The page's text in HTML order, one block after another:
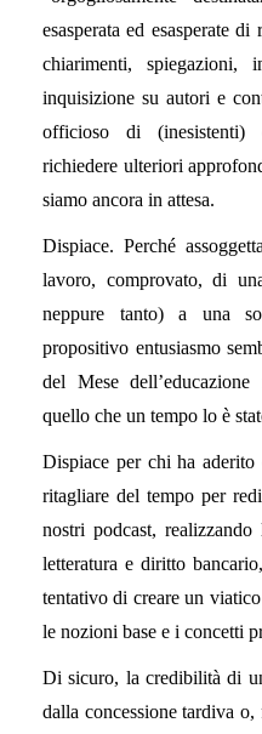
esasperata ed esasperate
chiarimenti, spiegazioni,
inquisizione su autori e
officioso di (inesistenti)
richiedere ulteriori
siamo ancora in attesa.
Dispiace. Perché
lavoro, comprovato, di
neppure tanto) a una
propositivo entusiasmo
del Mese
quello che un tempo lo è
Dispiace per chi ha aderito
ritagliare del tempo per
nostri podcast,
letteratura e diritto
tentativo di creare un
le nozioni base e i concetti
Di sicuro, la credibilità di
dalla concessione tardiva